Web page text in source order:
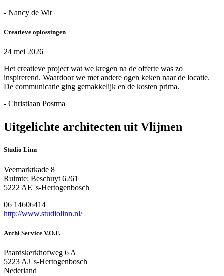
- Nancy de Wit
Creatieve oplossingen
24 mei 2026
Het creatieve project wat we kregen na de offerte was zo
inspirerend. Waardoor we met andere ogen keken naar de locatie.
De communicatie ging gemakkelijk en de kosten prima.
- Christiaan Postma
Uitgelichte architecten uit Vlijmen
Studio Linn
Veemarktkade 8
Ruimte: Beschuyt 6261
5222 AE 's-Hertogenbosch
06 14606414
http://www.studiolinn.nl/
Archi Service V.O.F.
Paardskerkhofweg 6 A
5223 AJ 's-Hertogenbosch
Nederland